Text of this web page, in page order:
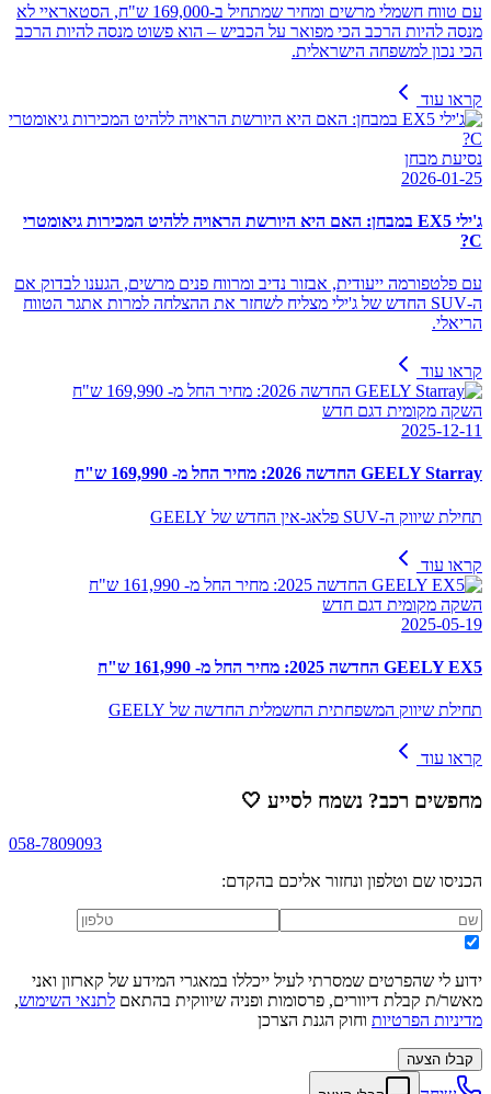
עם טווח חשמלי מרשים ומחיר שמתחיל ב-169,000 ש"ח, הסטאראיי לא
מנסה להיות הרכב הכי מפואר על הכביש – הוא פשוט מנסה להיות הרכב
הכי נכון למשפחה הישראלית.
קראו עוד
נסיעת מבחן
2026-01-25
ג'ילי EX5 במבחן: האם היא היורשת הראויה ללהיט המכירות גיאומטרי
C?
עם פלטפורמה ייעודית, אבזור נדיב ומרווח פנים מרשים, הגענו לבדוק אם
ה-SUV החדש של ג'ילי מצליח לשחזר את ההצלחה למרות אתגר הטווח
הריאלי.
קראו עוד
השקה מקומית דגם חדש
2025-12-11
GEELY Starray החדשה 2026: מחיר החל מ- 169,990 ש"ח
תחילת שיווק ה-SUV פלאג-אין החדש של GEELY
קראו עוד
השקה מקומית דגם חדש
2025-05-19
GEELY EX5 החדשה 2025: מחיר החל מ- 161,990 ש"ח
תחילת שיווק המשפחתית החשמלית החדשה של GEELY
קראו עוד
מחפשים רכב? נשמח לסייע 🤍
058-7809093
הכניסו שם וטלפון ונחזור אליכם בהקדם:
ידוע לי שהפרטים שמסרתי לעיל ייכללו במאגרי המידע של קארזון ואני
מאשר/ת קבלת דיוורים, פרסומות ופניה שיווקית בהתאם לתנאי השימוש,
מדיניות הפרטיות וחוק הגנת הצרכן
קבלו הצעה